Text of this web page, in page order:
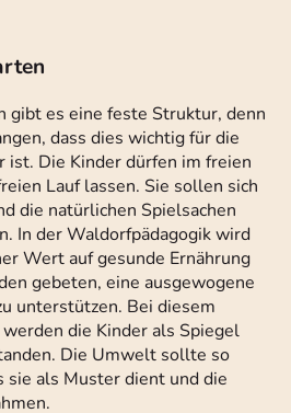
gibt es eine feste Struktur, denn
dass dies wichtig für die
ist. Die Kinder dürfen im freien
Lauf lassen. Sie sollen sich
die natürlichen Spielsachen
In der Waldorfpädagogik wird
Wert auf gesunde Ernährung
gebeten, eine ausgewogene
unterstützen. Bei diesem
die Kinder als Spiegel
Die Umwelt sollte so
als Muster dient und die